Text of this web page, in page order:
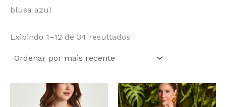
blusa azul
Exibindo 1–12 de 34 resultados